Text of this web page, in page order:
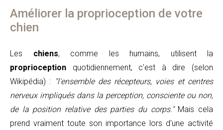
Améliorer la proprioception de votre
chien
Les chiens, comme les humains, utilisent la
proprioception quotidiennement, c'est à dire (selon
Wikipédia) : "l'ensemble des récepteurs, voies et centres
nerveux impliqués dans la perception, consciente ou non,
de la position relative des parties du corps."Mais cela
prend vraiment toute son importance lors d'une activité